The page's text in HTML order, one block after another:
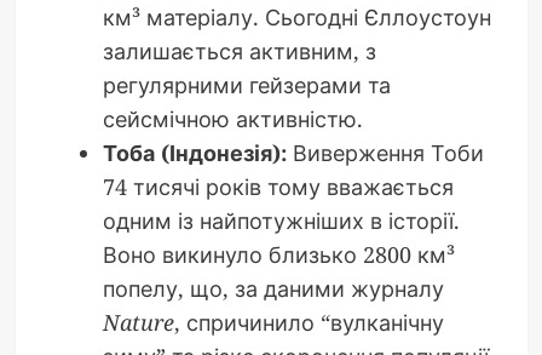
км³ матеріалу. Сьогодні Єллоустоун
залишається активним, з
регулярними гейзерами та
сейсмічною активністю.
Тоба (Індонезія):Виверження Тоби
74 тисячі років тому вважається
одним із найпотужніших в історії.
Воно викинуло близько 2800 км³
попелу, що, за даними журналу
Nature, спричинило “вулканічну